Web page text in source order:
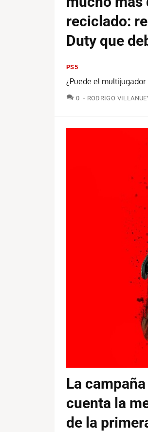
reciclado:
Duty que
PS5
¿Puede el
0 COMENTARIOS
RODRIGO
La
cuenta la
de la